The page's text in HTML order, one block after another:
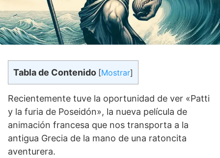
Tabla de Contenido [Mostrar]
Recientemente tuve la oportunidad de ver «Patti
y la furia de Poseidón», la nueva película de
animación francesa que nos transporta a la
antigua Grecia de la mano de una ratoncita
aventurera.